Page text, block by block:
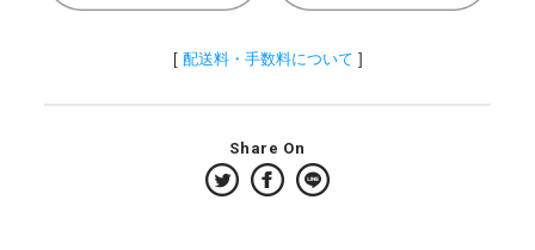
[ 配送料・手数料について ]
Share On